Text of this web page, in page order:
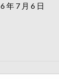
年7月6日